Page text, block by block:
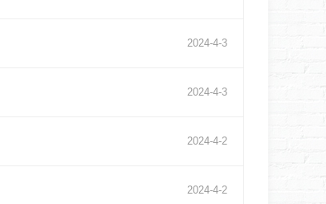
2024-4-3
2024-4-3
2024-4-2
2024-4-2